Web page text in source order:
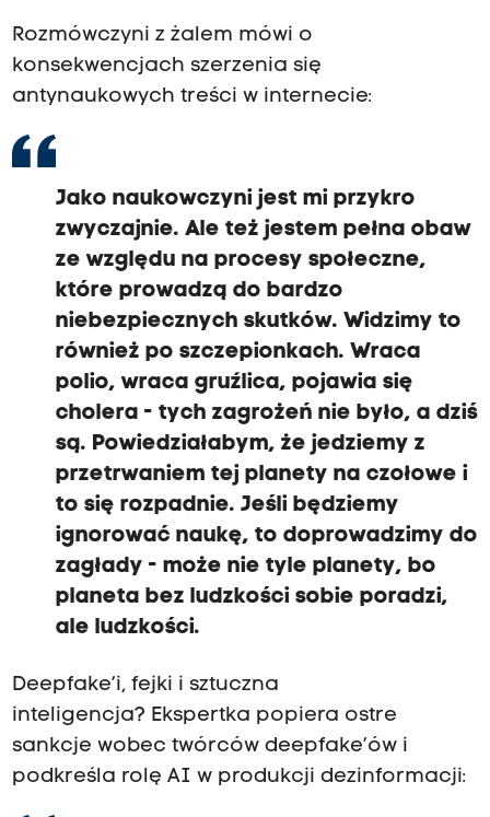
Rozmówczyni z żalem mówi o
konsekwencjach szerzenia się
antynaukowych treści w internecie:
Jako naukowczyni jest mi przykro
zwyczajnie. Ale też jestem pełna obaw
ze względu na procesy społeczne,
które prowadzą do bardzo
niebezpiecznych skutków. Widzimy to
również po szczepionkach. Wraca
polio, wraca gruźlica, pojawia się
cholera - tych zagrożeń nie było, a dziś
są. Powiedziałabym, że jedziemy z
przetrwaniem tej planety na czołowe i
to się rozpadnie. Jeśli będziemy
ignorować naukę, to doprowadzimy do
zagłady - może nie tyle planety, bo
planeta bez ludzkości sobie poradzi,
ale ludzkości.
Deepfake’i, fejki i sztuczna
inteligencja? Ekspertka popiera ostre
sankcje wobec twórców deepfake’ów i
podkreśla rolę AI w produkcji dezinformacji: